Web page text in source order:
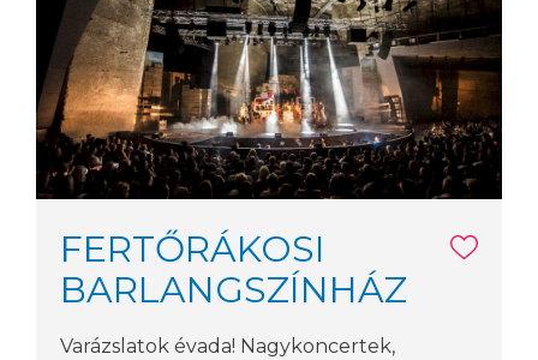
FERTŐRÁKOSI
BARLANGSZÍNHÁZ
Varázslatok évada! Nagykoncertek,